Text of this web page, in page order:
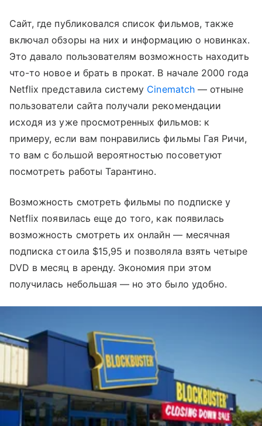
Сайт, где публиковался список фильмов, также
включал обзоры на них и информацию о новинках.
Это давало пользователям возможность находить
что-то новое и брать в прокат. В начале 2000 года
Netflix представила систему Cinematch— отныне
пользователи сайта получали рекомендации
исходя из уже просмотренных фильмов: к
примеру, если вам понравились фильмы Гая Ричи,
то вам с большой вероятностью посоветуют
посмотреть работы Тарантино.
Возможность смотреть фильмы по подписке у
Netflix появилась еще до того, как появилась
возможность смотреть их онлайн — месячная
подписка стоила $15,95 и позволяла взять четыре
DVD в месяц в аренду. Экономия при этом
получилась небольшая — но это было удобно.